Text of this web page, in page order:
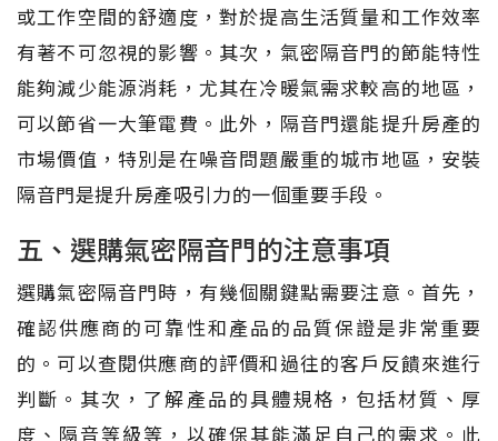
或工作空間的舒適度，對於提高生活質量和工作效率
有著不可忽視的影響。其次，氣密隔音門的節能特性
能夠減少能源消耗，尤其在冷暖氣需求較高的地區，
可以節省一大筆電費。此外，隔音門還能提升房產的
市場價值，特別是在噪音問題嚴重的城市地區，安裝
隔音門是提升房產吸引力的一個重要手段。
五、選購氣密隔音門的注意事項
選購氣密隔音門時，有幾個關鍵點需要注意。首先，
確認供應商的可靠性和產品的品質保證是非常重要
的。可以查閱供應商的評價和過往的客戶反饋來進行
判斷。其次，了解產品的具體規格，包括材質、厚
度、隔音等級等，以確保其能滿足自己的需求。此